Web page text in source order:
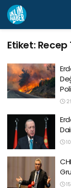
Etiket: